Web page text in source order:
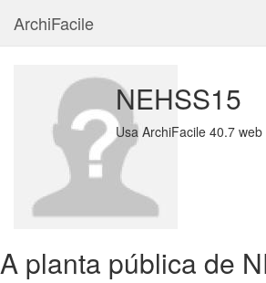
ArchiFacile
NEHSS15
Usa ArchiFacile 40.7 web
A planta pública de